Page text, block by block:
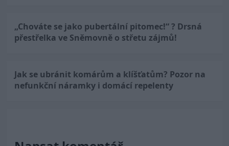
„Chováte se jako pubertální pitomec!“ ? Drsná
přestřelka ve Sněmovně o střetu zájmů!
Jak se ubránit komárům a klíšťatům? Pozor na
nefunkční náramky i domácí repelenty